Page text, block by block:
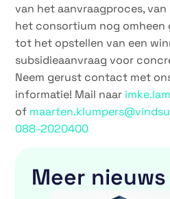
van het aanvraagproces,
het consortium nog omheen
tot het opstellen van een
subsidieaanvraag voor
Neem gerust contact met
informatie! Mail naar
of
088-2020400
Meer nieuws